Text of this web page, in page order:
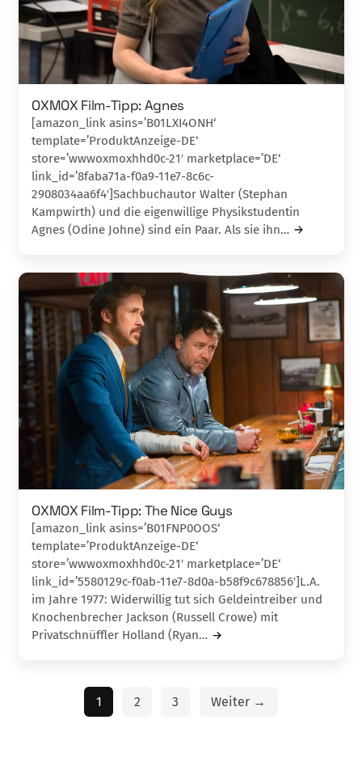
OXMOX Film-Tipp: Agnes
[amazon_link asins=’B01LXI4ONH‘
template=’ProduktAnzeige-DE‘
store=’wwwoxmoxhhd0c-21′ marketplace=’DE‘
link_id=’8faba71a-f0a9-11e7-8c6c-
2908034aa6f4′]Sachbuchautor Walter (Stephan
Kampwirth) und die eigenwillige Physikstudentin
Agnes (Odine Johne) sind ein Paar. Als sie ihn…
OXMOX Film-Tipp: The Nice Guys
[amazon_link asins=’B01FNP0OOS‘
template=’ProduktAnzeige-DE‘
store=’wwwoxmoxhhd0c-21′ marketplace=’DE‘
link_id=’5580129c-f0ab-11e7-8d0a-b58f9c678856′]L.A.
im Jahre 1977: Widerwillig tut sich Geldein­treiber und
Knochenbrecher Jackson (Russell Cro­we) mit
Privatschnüffler Holland (Ryan…
1 2 3 Weiter →